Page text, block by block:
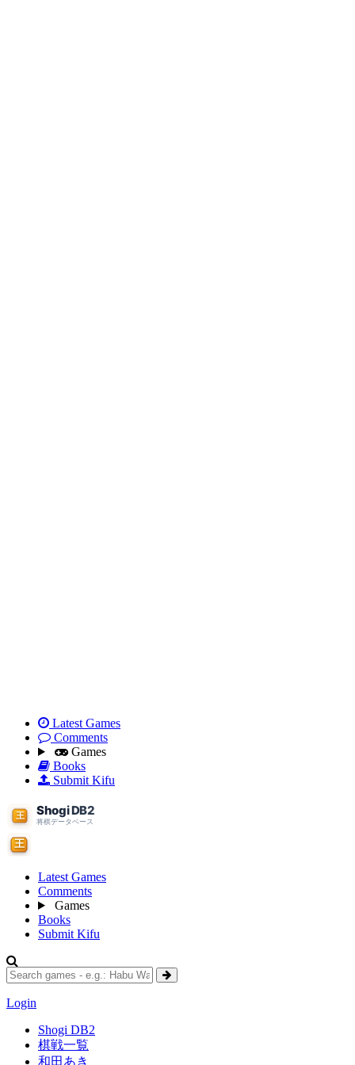
Latest Games
Comments
Games
Books
Submit Kifu
Latest Games
Comments
Games
Books
Submit Kifu
Login
Shogi DB2
棋戦一覧
和田あき